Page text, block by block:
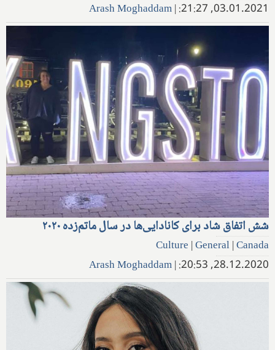
03.01.2021, 21:27:
|
Arash Moghaddam
شش اتفاق شاد برای کانادایی‌ها در سال ماتم‌زده ۲۰۲۰
Culture |General|Canada
28.12.2020, 20:53:
|
Arash Moghaddam